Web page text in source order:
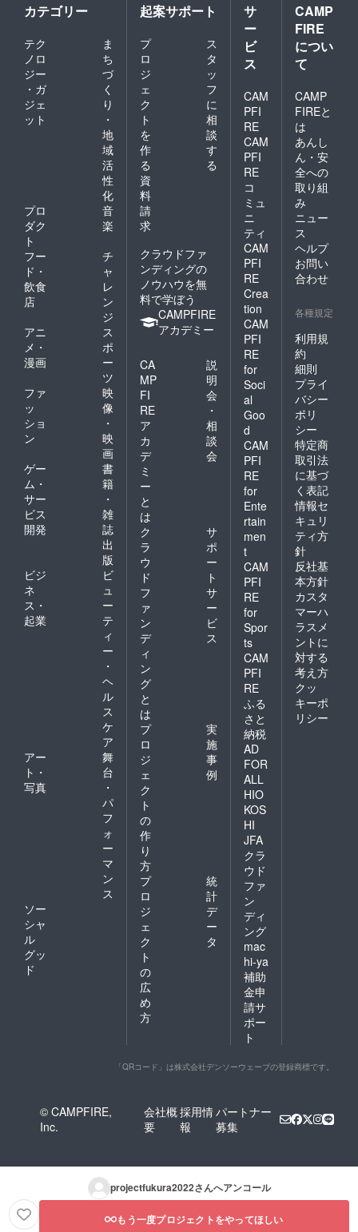
カテゴリー
テク
ノロ
ジー
・ガ
ジェ
ット
ま
ち
づ
く
り
・
地
域
活
性
化
プロ
ダク
ト
音
楽
フー
ド・
飲食
店
チ
ャ
レ
ン
ジ
アニ
メ・
漫画
ス
ポ
ー
ツ
ファ
ッ
ショ
ン
映
像
・
映
画
ゲー
ム・
サー
ビス
開発
書
籍
・
雑
誌
出
版
ビジ
ネ
ス・
起業
ビ
ュ
ー
テ
ィ
ー
・
ヘ
ル
ス
ケ
ア
アー
ト・
写真
舞
台
・
パ
フ
ォ
ー
マ
ン
ス
ソー
シャ
ル
グッ
ド
起案サポート
プ
ロ
ジ
ェ
ク
ト
を
作
る
ス
タ
ッ
フ
に
相
談
す
る
資
料
請
求
クラウドファ
ンディングの
ノウハウを無
料で学ぼう
CAMPFIRE
アカデミー
CA
MP
FI
RE
ア
カ
デ
ミ
ー
と
は
説
明
会
・
相
談
会
ク
ラ
ウ
ド
フ
ァ
ン
デ
ィ
ン
グ
と
は
サ
ポ
ー
ト
サ
ー
ビ
ス
プ
ロ
ジ
ェ
ク
ト
の
作
り
方
実
施
事
例
プ
ロ
ジ
ェ
ク
ト
の
広
め
方
統
計
デ
ー
タ
サ
ー
ビ
ス
CAM
PFI
RE
CAM
PFI
RE
コ
ミュ
ニ
ティ
CAM
PFI
RE
Crea
tion
CAM
PFI
RE
for
Soci
al
Goo
d
CAM
PFI
RE
for
Ente
rtain
men
t
CAM
PFI
RE
for
Spor
ts
CAM
PFI
RE
ふる
さと
納税
AD
FOR
ALL
HIO
KOS
HI
JFA
クラ
ウド
ファ
ン
ディ
ング
mac
hi-ya
補助
金申
請サ
ポー
ト
CAMP
FIRE
につい
て
CAMP
FIREと
は
あんし
ん・安
全への
取り組
み
ニュー
ス
ヘルプ
お問い
合わせ
各種規定
利用規
約
細則
プライ
バシー
ポリ
シー
特定商
取引法
に基づ
く表記
情報セ
キュリ
ティ方
針
反社基
本方針
カスタ
マーハ
ラスメ
ントに
対する
考え方
クッ
キーポ
リシー
「QRコード」は株式会社デンソーウェーブの登録商標です。
© CAMPFIRE,
Inc.
会社概
要
採用情
報
パートナー
募集
projectfukura2022さんへアンコール
もう一度プロジェクトをやってほしい